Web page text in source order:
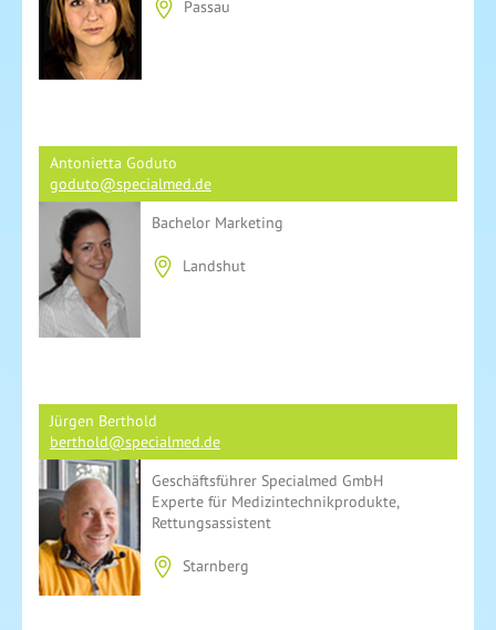
Passau
Antonietta Goduto
goduto@specialmed.de
Bachelor Marketing
Landshut
Jürgen Berthold
berthold@specialmed.de
Geschäftsführer Specialmed GmbH
Experte für Medizintechnikprodukte,
Rettungsassistent
Starnberg